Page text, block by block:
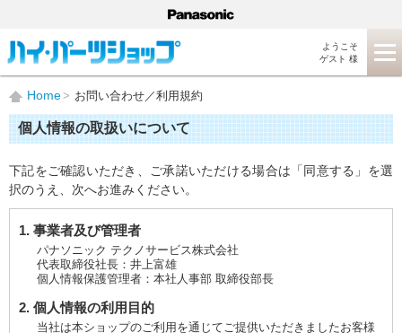
ようこそ
ゲスト 様
Home お問い合わせ／利用規約
個人情報の取扱いについて
下記をご確認いただき、ご承諾いただける場合は「同意する」を選
択のうえ、次へお進みください。
1. 事業者及び管理者
パナソニック テクノサービス株式会社
代表取締役社長：井上富雄
個人情報保護管理者：本社人事部 取締役部長
2. 個人情報の利用目的
当社は本ショップのご利用を通じてご提供いただきましたお客様